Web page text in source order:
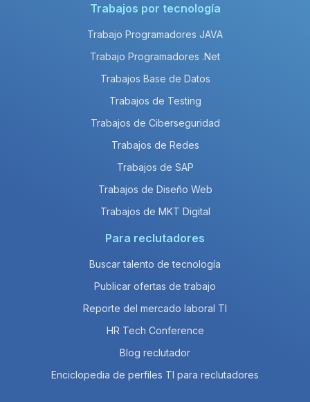
Trabajos por tecnología
Trabajo Programadores JAVA
Trabajo Programadores .Net
Trabajos Base de Datos
Trabajos de Testing
Trabajos de Ciberseguridad
Trabajos de Redes
Trabajos de SAP
Trabajos de Diseño Web
Trabajos de MKT Digital
Para reclutadores
Buscar talento de tecnología
Publicar ofertas de trabajo
Reporte del mercado laboral TI
HR Tech Conference
Blog reclutador
Enciclopedia de perfiles TI para reclutadores